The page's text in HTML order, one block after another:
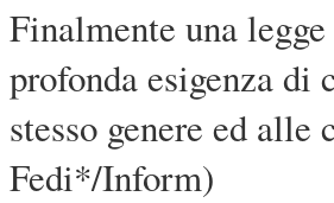
Finalmente una
profonda esigenza
stesso genere ed
Fedi*/Inform)